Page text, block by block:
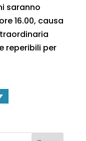
saranno
16.00, causa
reperibili per